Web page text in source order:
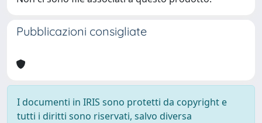
Pubblicazioni consigliate
I documenti in IRIS sono protetti da copyright e
tutti i diritti sono riservati, salvo diversa